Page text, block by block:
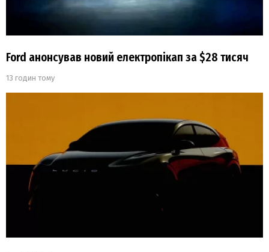
Ford анонсував новий електропікап за $28 тисяч
13 годин тому